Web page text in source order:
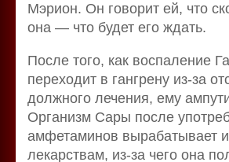
Мэрион. Он говорит ей, что
она — что будет его ждать.
После того, как воспаление
переходит в гангрену из-за
должного лечения, ему
Организм Сары после
амфетаминов вырабатывает
лекарствам, из-за чего она